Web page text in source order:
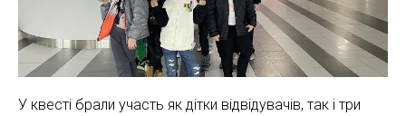
У квесті брали участь як дітки відвідувачів, так і три